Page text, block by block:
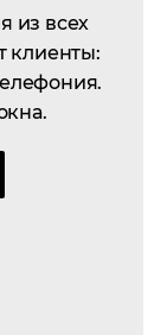
из всех
клиенты: